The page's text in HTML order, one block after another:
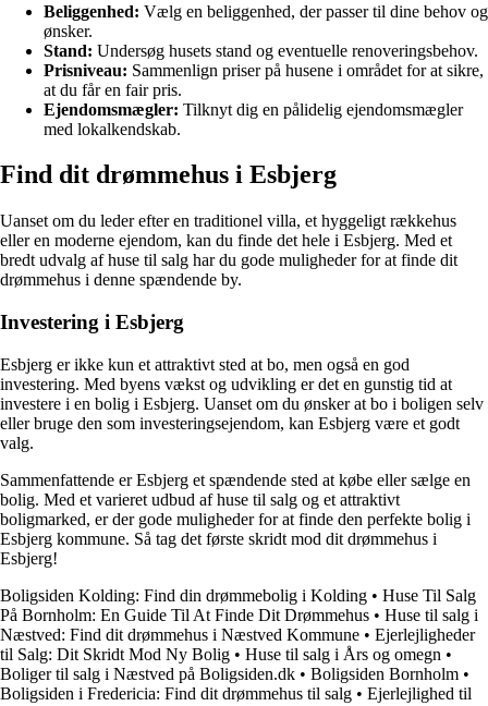
Beliggenhed: Vælg en beliggenhed, der passer til dine behov og
ønsker.
Stand: Undersøg husets stand og eventuelle renoveringsbehov.
Prisniveau: Sammenlign priser på husene i området for at sikre,
at du får en fair pris.
Ejendomsmægler: Tilknyt dig en pålidelig ejendomsmægler
med lokalkendskab.
Find dit drømmehus i Esbjerg
Uanset om du leder efter en traditionel villa, et hyggeligt rækkehus
eller en moderne ejendom, kan du finde det hele i Esbjerg. Med et
bredt udvalg af huse til salg har du gode muligheder for at finde dit
drømmehus i denne spændende by.
Investering i Esbjerg
Esbjerg er ikke kun et attraktivt sted at bo, men også en god
investering. Med byens vækst og udvikling er det en gunstig tid at
investere i en bolig i Esbjerg. Uanset om du ønsker at bo i boligen selv
eller bruge den som investeringsejendom, kan Esbjerg være et godt
valg.
Sammenfattende er Esbjerg et spændende sted at købe eller sælge en
bolig. Med et varieret udbud af huse til salg og et attraktivt
boligmarked, er der gode muligheder for at finde den perfekte bolig i
Esbjerg kommune. Så tag det første skridt mod dit drømmehus i
Esbjerg!
Boligsiden Kolding: Find din drømmebolig i Kolding • Huse Til Salg
På Bornholm: En Guide Til At Finde Dit Drømmehus • Huse til salg i
Næstved: Find dit drømmehus i Næstved Kommune • Ejerlejligheder
til Salg: Dit Skridt Mod Ny Bolig • Huse til salg i Års og omegn •
Boliger til salg i Næstved på Boligsiden.dk • Boligsiden Bornholm •
Boligsiden i Fredericia: Find dit drømmehus til salg • Ejerlejlighed til